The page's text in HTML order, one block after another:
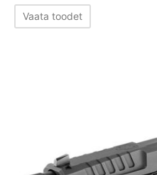
Vaata toodet